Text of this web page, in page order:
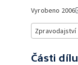
Vyrobeno 2006
Zpravodajství
Části dílu